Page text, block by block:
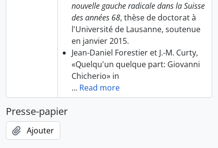
nouvelle gauche radicale dans la Suisse
des années 68, thèse de doctorat à
l'Université de Lausanne, soutenue
en janvier 2015.
Jean-Daniel Forestier et J.-M. Curty,
«Quelqu'un quelque part: Giovanni
Chicherio» in
… Read more
Presse-papier
Ajouter